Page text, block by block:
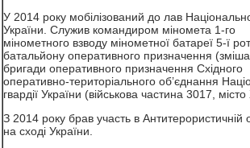
У 2014 року мобілізований до лав
України. Служив командиром міномета 1-го
мінометного взводу мінометної батареї 5-ї
батальйону оперативного призначення
бригади оперативного призначення Східного
оперативно-територіального об’єднання
гвардії України (військова частина 3017, місто
З 2014 року брав участь в Антитерористичній
на сході України.